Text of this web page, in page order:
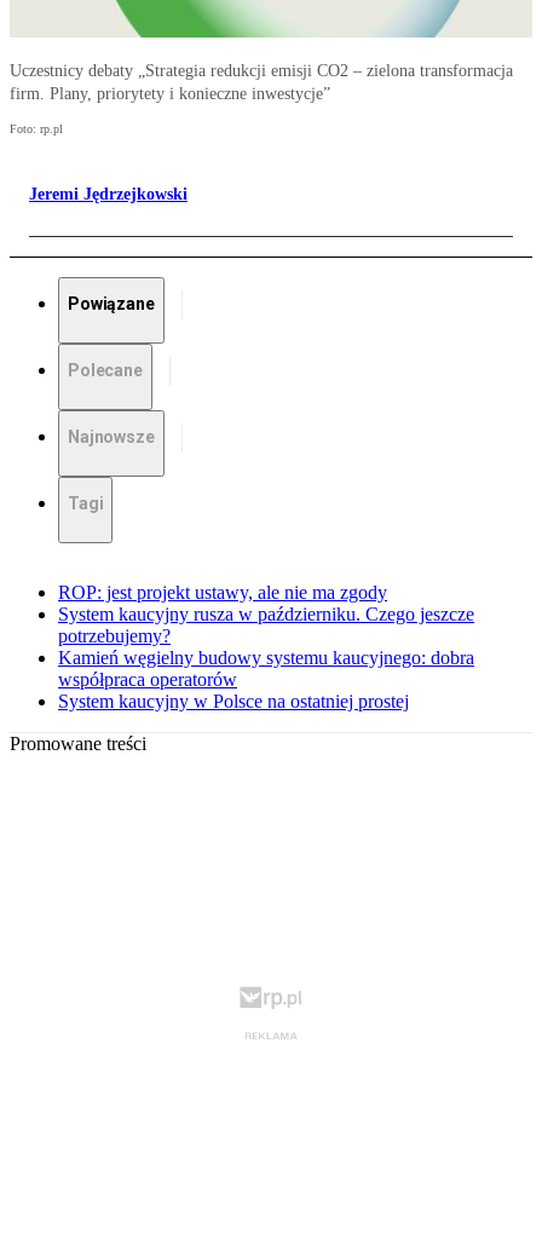
Uczestnicy debaty „Strategia redukcji emisji CO2 – zielona transformacja
firm. Plany, priorytety i konieczne inwestycje”
Foto: rp.pl
Jeremi Jędrzejkowski
Powiązane
Polecane
Najnowsze
Tagi
ROP: jest projekt ustawy, ale nie ma zgody
System kaucyjny rusza w październiku. Czego jeszcze
potrzebujemy?
Kamień węgielny budowy systemu kaucyjnego: dobra
współpraca operatorów
System kaucyjny w Polsce na ostatniej prostej
Promowane treści